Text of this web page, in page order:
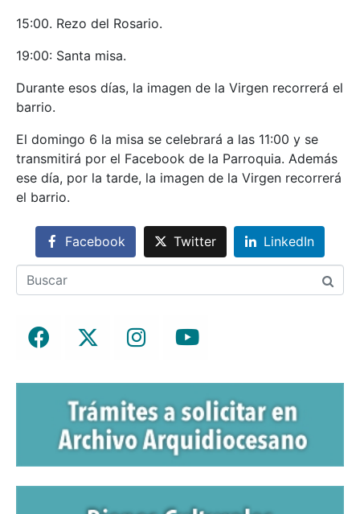
15:00. Rezo del Rosario.
19:00: Santa misa.
Durante esos días, la imagen de la Virgen recorrerá el
barrio.
El domingo 6 la misa se celebrará a las 11:00 y se
transmitirá por el Facebook de la Parroquia. Además
ese día, por la tarde, la imagen de la Virgen recorrerá
el barrio.
Facebook Twitter LinkedIn